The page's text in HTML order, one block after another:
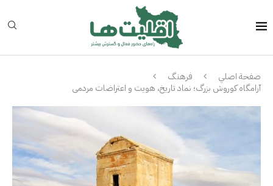
صفحة اصلي
فرهنگ
آرامگاه کوروش بزرگ؛ نماد تاریخ، هویت و اعتراضات مردمی